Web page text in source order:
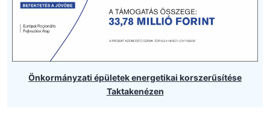
Önkormányzati épületek energetikai korszerűsítése
Taktakenézen